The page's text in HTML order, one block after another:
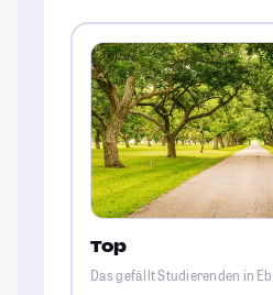
Top
Das gefällt Studierenden in